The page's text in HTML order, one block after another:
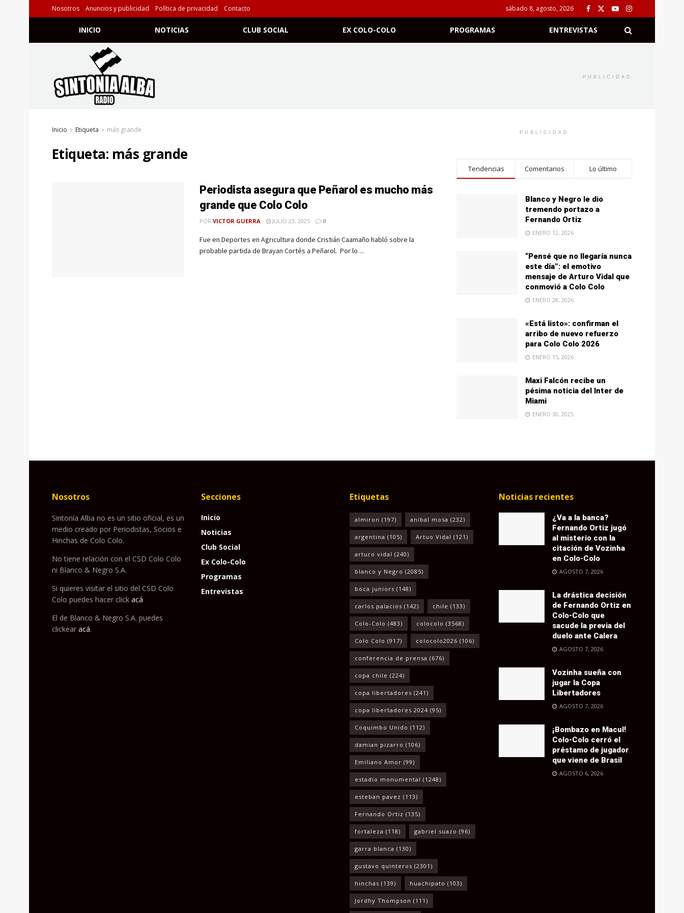
Nosotros Anuncios y publicidad Política de privacidad Contacto sábado 8, agosto, 2026
INICIO NOTICIAS CLUB SOCIAL EX COLO-COLO PROGRAMAS ENTREVISTAS
PUBLICIDAD
Inicio Etiqueta más grande
Etiqueta: más grande
Periodista asegura que Peñarol es mucho más
grande que Colo Colo
POR VICTOR GUERRA JULIO 23, 2025 0
Fue en Deportes en Agricultura donde Cristián Caamaño habló sobre la
probable partida de Brayan Cortés a Peñarol. Por lo ...
PUBLICIDAD
Tendencias Comentarios Lo último
Blanco y Negro le dio
tremendo portazo a
Fernando Ortiz
ENERO 12, 2026
“Pensé que no llegaría nunca
este día”: el emotivo
mensaje de Arturo Vidal que
conmovió a Colo Colo
ENERO 28, 2026
«Está listo»: confirman el
arribo de nuevo refuerzo
para Colo Colo 2026
ENERO 15, 2026
Maxi Falcón recibe un
pésima noticia del Inter de
Miami
ENERO 30, 2025
Nosotros
Sintonía Alba no es un sitio oficial, es un
medio creado por Periodistas, Socios e
Hinchas de Colo Colo.
No tiene relación con el CSD Colo Colo
ni Blanco & Negro S.A.
Si quieres visitar el sitio del CSD Colo
Colo puedes hacer click acá
El de Blanco & Negro S.A. puedes
clickear acá.
Secciones
Inicio
Noticias
Club Social
Ex Colo-Colo
Programas
Entrevistas
Etiquetas
almiron (197) anibal mosa (232)
argentina (105) Artuo Vidal (121)
arturo vidal (240)
blanco y Negro (2085)
boca juniors (148)
carlos palacios (142) chile (133)
Colo-Colo (483) colocolo (3568)
Colo Colo (917) colocolo2026 (106)
conferencia de prensa (676)
copa chile (224)
copa libertadores (241)
copa libertadores 2024 (95)
Coquimbo Unido (112)
damian pizarro (106)
Emiliano Amor (99)
estadio monumental (1248)
esteban pavez (113)
Fernando Ortiz (135)
fortaleza (118) gabriel suazo (96)
garra blanca (130)
gustavo quinteros (2301)
hinchas (139) huachipato (103)
Jordhy Thompson (111)
Noticias recientes
¿Va a la banca?
Fernando Ortiz jugó
al misterio con la
citación de Vozinha
en Colo-Colo
AGOSTO 7, 2026
La drástica decisión
de Fernando Ortiz en
Colo-Colo que
sacude la previa del
duelo ante Calera
AGOSTO 7, 2026
Vozinha sueña con
jugar la Copa
Libertadores
AGOSTO 7, 2026
¡Bombazo en Macul!
Colo-Colo cerró el
préstamo de jugador
que viene de Brasil
AGOSTO 6, 2026